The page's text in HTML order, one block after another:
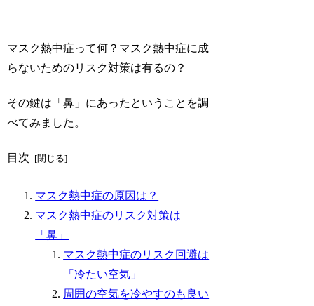
マスク熱中症って何？マスク熱中症に成
らないためのリスク対策は有るの？
その鍵は「鼻 」にあったということを調
べてみました。
目次
マスク熱中症の原因は？
マスク熱中症のリスク対策は
「鼻」
マスク熱中症のリスク回避は
「冷たい空気」
周囲の空気を冷やすのも良い